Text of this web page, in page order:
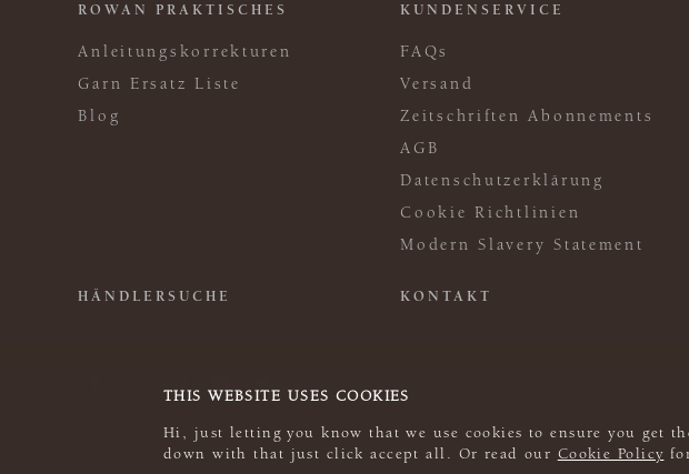
THIS WEBSITE USES COOKIES
Hi, just letting you know that we use cookies to ensure you get
down with that just click accept all. Or read our Cookie Policy
ROWAN PRAKTISCHES
Anleitungskorrekturen
Garn Ersatz Liste
Blog
KUNDENSERVICE
FAQs
Versand
Zeitschriften Abonnements
AGB
Datenschutzerklärung
Cookie Richtlinien
Modern Slavery Statement
HÄNDLERSUCHE KONTAKT
© 2026 Rowan